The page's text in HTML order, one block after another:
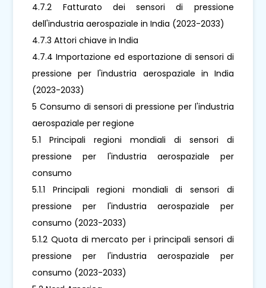
4.7.2 Fatturato dei sensori di pressione
dell'industria aerospaziale in India (2023-2033)
4.7.3 Attori chiave in India
4.7.4 Importazione ed esportazione di sensori di
pressione per l'industria aerospaziale in India
(2023-2033)
5 Consumo di sensori di pressione per l'industria
aerospaziale per regione
5.1 Principali regioni mondiali di sensori di
pressione per l'industria aerospaziale per
consumo
5.1.1 Principali regioni mondiali di sensori di
pressione per l'industria aerospaziale per
consumo (2023-2033)
5.1.2 Quota di mercato per i principali sensori di
pressione per l'industria aerospaziale per
consumo (2023-2033)